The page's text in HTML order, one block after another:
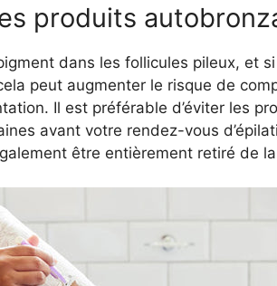
produits
dans les follicules pileux, et
peut augmenter le risque de
Il est préférable d’éviter les
avant votre rendez-vous
être entièrement retiré de